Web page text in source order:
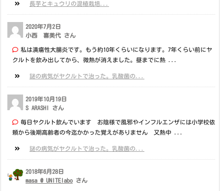
長芋とキュウリの混植栽培...
2020年7月2日
小西 喜美代 さん
私は潰瘍性大腸炎です。もう約10年くらいになります。7年くらい前にヤ
クルトを飲み出してから、微熱が消えました。昼までに熱 ...
謎の病気がヤクルトで治った。乳酸菌の...
2019年10月19日
S ARASHI さん
毎日ヤクルト飲んでいます お陰様で風邪やインフルエンザには小学校依
頼から後期高齢者の今迄かかった覚えがありません 又熱中 ...
謎の病気がヤクルトで治った。乳酸菌の...
2018年6月28日
masa @ UNITElabo さん